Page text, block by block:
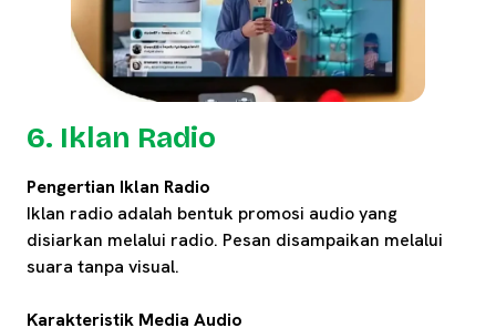
6. Iklan Radio
Pengertian Iklan Radio
Iklan radio adalah bentuk promosi audio yang
disiarkan melalui radio. Pesan disampaikan melalui
suara tanpa visual.
Karakteristik Media Audio